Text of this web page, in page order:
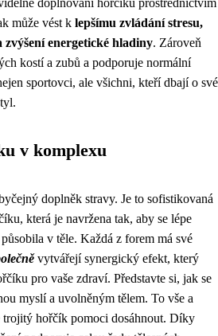
může vést k lepšímu zvládání stresu,
energetické hladiny. Zároveň
kostí a zubů a podporuje normální
sportovci, ale všichni, kteří dbají o své
v komplexu
doplněk stravy. Je to sofistikovaná
která je navržena tak, aby se lépe
v těle. Každá z forem má své
vytvářejí synergický efekt, který
pro vaše zdraví. Představte si, jak se
myslí a uvolněným tělem. To vše a
trojitý hořčík pomoci dosáhnout. Díky